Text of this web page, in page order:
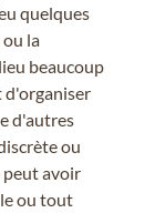
quelques
ou la
beaucoup
d'organiser
d'autres
ou
peut avoir
ou tout